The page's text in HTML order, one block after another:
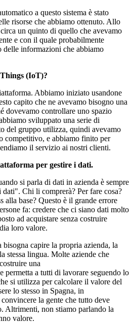
a questo sistema è stato
risorse che abbiamo ottenuto. Allo
un quinto di quello che avevamo
e con il quale probabilmente
delle informazioni che abbiamo
(IoT)?
Abbiamo iniziato usandone
capito che ne avevamo bisogno una
dovevamo controllare uno spazio
sviluppato una serie di
del gruppo utilizza, quindi avevamo
competitivo, e abbiamo finito per
il servizio ai nostri clienti.
per gestire i dati.
si parla di dati in azienda è sempre
Chi li comprerà? Per fare cosa?
alla base? Questo è il grande errore
fa: credere che ci siano dati molto
ad acquistare senza costruire
loro valore.
bisogna capire la propria azienda, la
stessa lingua. Molte aziende che
una
permetta a tutti di lavorare seguendo lo
si utilizza per calcolare il valore del
lo stesso in Spagna, in
la gente che tutto deve
Altrimenti, non stiamo parlando la
valore.